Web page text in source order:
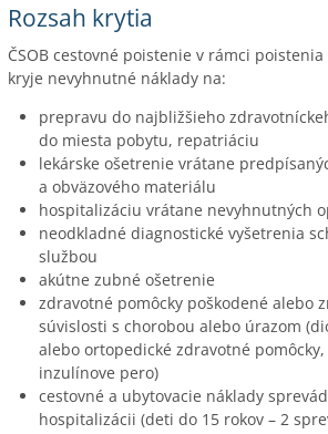
Rozsah krytia
ČSOB cestovné poistenie v rámci
kryje nevyhnutné náklady na:
prepravu do najbližšieho
do miesta pobytu, repatriáciu
lekárske ošetrenie vrátane
a obväzového materiálu
hospitalizáciu vrátane nevyhnutných
neodkladné diagnostické vyšetrenia
službou
akútne zubné ošetrenie
zdravotné pomôcky poškodené alebo
súvislosti s chorobou alebo úrazom
alebo ortopedické zdravotné
inzulínove pero)
cestovné a ubytovacie náklady
hospitalizácii (deti do 15 rokov – 2